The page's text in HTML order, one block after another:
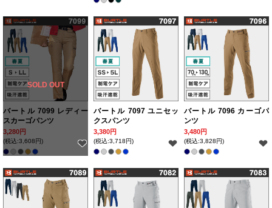
SOLD OUT
バートル 7099 レディー
スカーゴパンツ
3,280円
(税込:3,608円)
バートル 7097 ユニセッ
クスパンツ
3,380円
(税込:3,718円)
バートル 7096 カーゴパ
ンツ
3,480円
(税込:3,828円)